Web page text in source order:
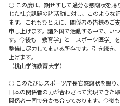
○ この度は、期せずして過分な感謝状を賜
じた社会課題の諸活動に対し、このような
ます。これもひとえに、関係者の皆様のご
申し上げます。諸外国で活動する中で、い
す。今後も「教育学」と「スポーツ医学」
整備に尽力してまいる所存です。引き続き
上げます。
（桃山学院教育大学）
○ このたびはスポーツ庁長官感謝状を賜り
日本の関係者の力が合わさって実現できた
関係者一同で分かち合っております。今後